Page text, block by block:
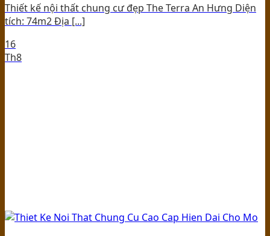
Thiết kế nội thất chung cư đẹp The Terra An Hưng Diện
tích: 74m2 Địa [...]
16
Th8